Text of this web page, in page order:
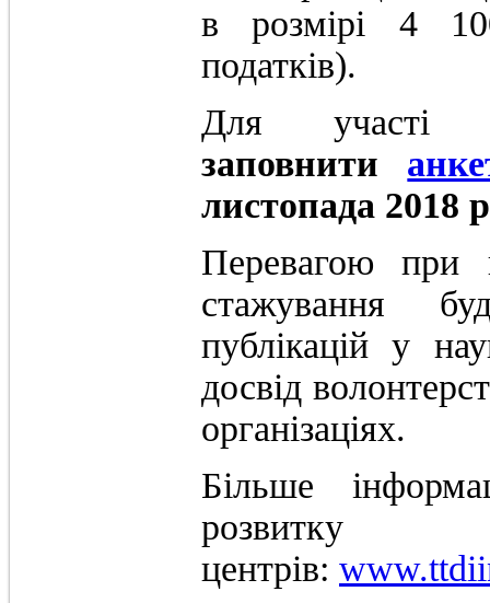
в розмірі 4
податків).
Для
заповнити
листопада 2018
Перевагою при
стажування
публікацій у
досвід
організаціях.
Більше
центрів: